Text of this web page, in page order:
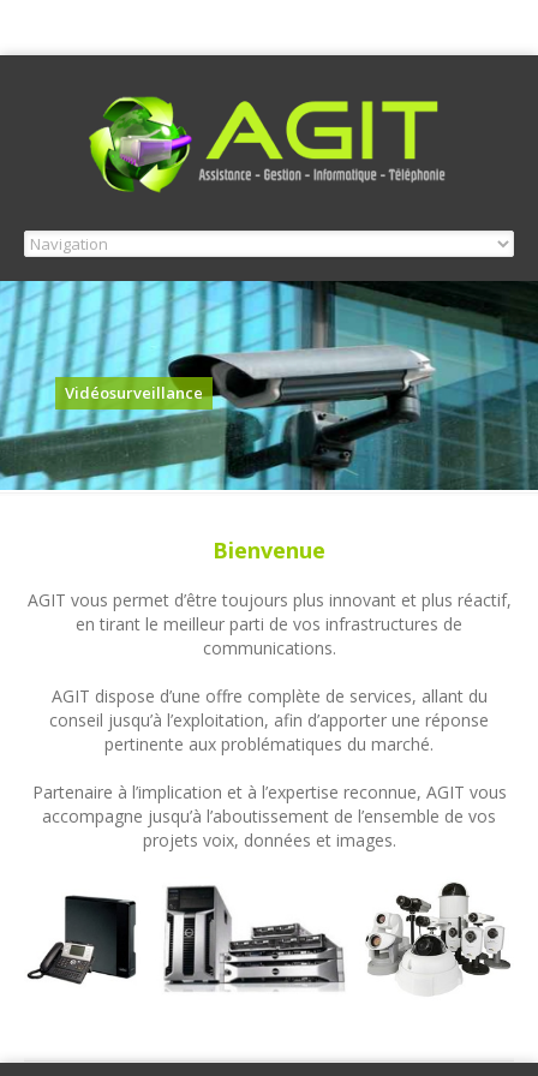
Vidéosurveillance
Bienvenue
AGIT vous permet d’être toujours plus innovant et plus réactif,
en tirant le meilleur parti de vos infrastructures de
communications.
AGIT dispose d’une offre complète de services, allant du
conseil jusqu’à l’exploitation, afin d’apporter une réponse
pertinente aux problématiques du marché.
Partenaire à l’implication et à l’expertise reconnue, AGIT vous
accompagne jusqu’à l’aboutissement de l’ensemble de vos
projets voix, données et images.